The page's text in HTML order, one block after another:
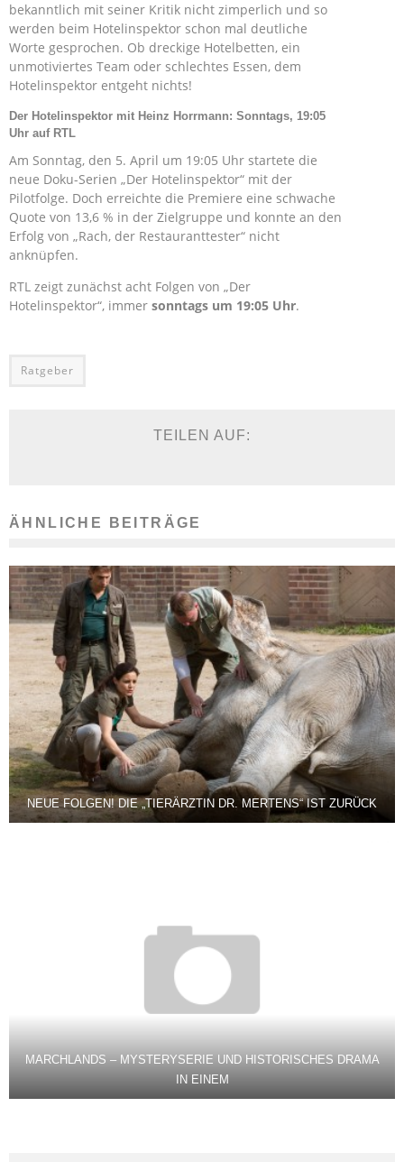
bekanntlich mit seiner Kritik nicht zimperlich und so
werden beim Hotelinspektor schon mal deutliche
Worte gesprochen. Ob dreckige Hotelbetten, ein
unmotiviertes Team oder schlechtes Essen, dem
Hotelinspektor entgeht nichts!
Der Hotelinspektor mit Heinz Horrmann: Sonntags, 19:05
Uhr auf RTL
Am Sonntag, den 5. April um 19:05 Uhr startete die
neue Doku-Serien „Der Hotelinspektor“ mit der
Pilotfolge. Doch erreichte die Premiere eine schwache
Quote von 13,6 % in der Zielgruppe und konnte an den
Erfolg von „Rach, der Restauranttester“ nicht
anknüpfen.
RTL zeigt zunächst acht Folgen von „Der
Hotelinspektor“, immer sonntags um 19:05 Uhr.
Ratgeber
TEILEN AUF:
ÄHNLICHE BEITRÄGE
NEUE FOLGEN! DIE „TIERÄRZTIN DR. MERTENS“ IST ZURÜCK
MARCHLANDS – MYSTERYSERIE UND HISTORISCHES DRAMA
IN EINEM